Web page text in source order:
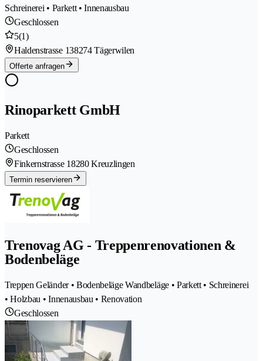
Schreinerei • Parkett • Innenausbau
Geschlossen
5(1)
Haldenstrasse 138274 Tägerwilen
Offerte anfragen
Rinoparkett GmbH
Parkett
Geschlossen
Finkernstrasse 18280 Kreuzlingen
Termin reservieren
Trenovag AG - Treppenrenovationen &
Bodenbeläge
Treppen Geländer • Bodenbeläge Wandbeläge • Parkett • Schreinerei
• Holzbau • Innenausbau • Renovation
Geschlossen